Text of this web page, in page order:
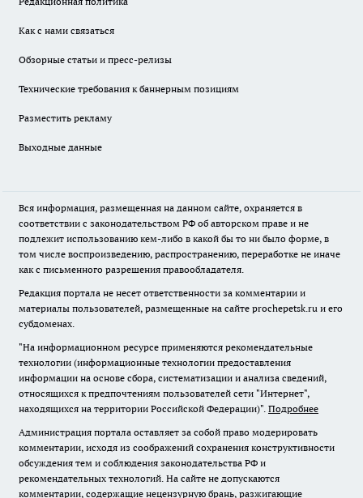
Как с нами связаться
Обзорные статьи и пресс-релизы
Технические требования к баннерным позициям
Разместить рекламу
Выходные данные
Вся информация, размещенная на данном сайте, охраняется в
соответствии с законодательством РФ об авторском праве и не
подлежит использованию кем-либо в какой бы то ни было форме, в
том числе воспроизведению, распространению, переработке не иначе
как с письменного разрешения правообладателя.
Редакция портала не несет ответственности за комментарии и
материалы пользователей, размещенные на сайте prochepetsk.ru и его
субдоменах.
"На информационном ресурсе применяются рекомендательные
технологии (информационные технологии предоставления
информации на основе сбора, систематизации и анализа сведений,
относящихся к предпочтениям пользователей сети "Интернет",
находящихся на территории Российской Федерации)". Подробнее
Администрация портала оставляет за собой право модерировать
комментарии, исходя из соображений сохранения конструктивности
обсуждения тем и соблюдения законодательства РФ и
рекомендательных технологий. На сайте не допускаются
комментарии, содержащие нецензурную брань, разжигающие